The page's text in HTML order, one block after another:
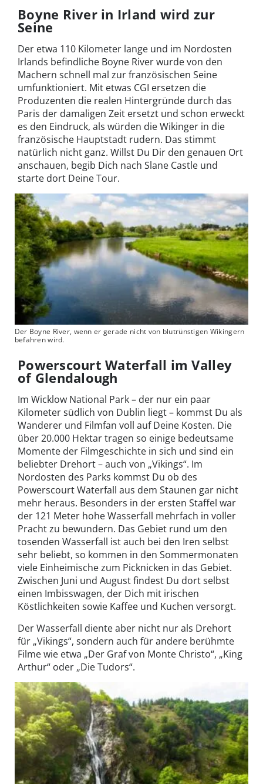
Boyne River in Irland wird zur
Seine
Der etwa 110 Kilometer lange und im Nordosten
Irlands befindliche Boyne River wurde von den
Machern schnell mal zur französischen Seine
umfunktioniert. Mit etwas CGI ersetzen die
Produzenten die realen Hintergründe durch das
Paris der damaligen Zeit ersetzt und schon erweckt
es den Eindruck, als würden die Wikinger in die
französische Hauptstadt rudern. Das stimmt
natürlich nicht ganz. Willst Du Dir den genauen Ort
anschauen, begib Dich nach Slane Castle und
starte dort Deine Tour.
Der Boyne River, wenn er gerade nicht von blutrünstigen Wikingern
befahren wird.
Powerscourt Waterfall im Valley
of Glendalough
Im Wicklow National Park – der nur ein paar
Kilometer südlich von Dublin liegt – kommst Du als
Wanderer und Filmfan voll auf Deine Kosten. Die
über 20.000 Hektar tragen so einige bedeutsame
Momente der Filmgeschichte in sich und sind ein
beliebter Drehort – auch von „Vikings“. Im
Nordosten des Parks kommst Du ob des
Powerscourt Waterfall aus dem Staunen gar nicht
mehr heraus. Besonders in der ersten Staffel war
der 121 Meter hohe Wasserfall mehrfach in voller
Pracht zu bewundern. Das Gebiet rund um den
tosenden Wasserfall ist auch bei den Iren selbst
sehr beliebt, so kommen in den Sommermonaten
viele Einheimische zum Picknicken in das Gebiet.
Zwischen Juni und August findest Du dort selbst
einen Imbisswagen, der Dich mit irischen
Köstlichkeiten sowie Kaffee und Kuchen versorgt.
Der Wasserfall diente aber nicht nur als Drehort
für „Vikings“, sondern auch für andere berühmte
Filme wie etwa „Der Graf von Monte Christo“, „King
Arthur“ oder „Die Tudors“.